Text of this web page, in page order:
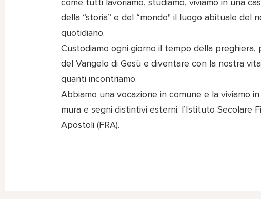
della “storia” e del “mondo" il luogo abituale del
quotidiano.
Custodiamo ogni giorno il tempo della
del Vangelo di Gesù e diventare con la nostra
quanti incontriamo.
Abbiamo una vocazione in comune e la viviamo
mura e segni distintivi esterni: l’Istituto Secolare
Apostoli (FRA).